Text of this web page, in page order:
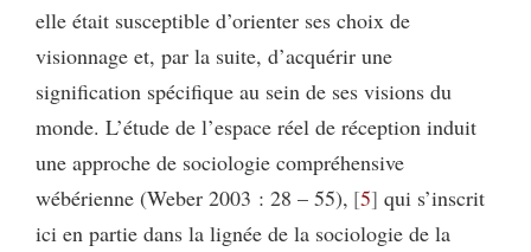
elle était susceptible d’orienter ses choix de
visionnage et, par la suite, d’acquérir une
signification spécifique au sein de ses visions du
monde. L’étude de l’espace réel de réception induit
une approche de sociologie compréhensive
wébérienne (Weber 2003 : 28 – 55), 5 qui s’inscrit
ici en partie dans la lignée de la sociologie de la